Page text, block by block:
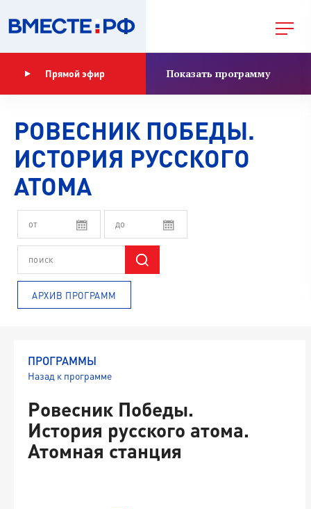
Прямой эфир Показать программу
РОВЕСНИК ПОБЕДЫ.
ИСТОРИЯ РУССКОГО
АТОМА
АРХИВ ПРОГРАММ
ПРОГРАММЫ
Назад к программе
Ровесник Победы.
История русского атома.
Атомная станция